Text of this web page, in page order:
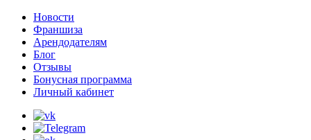
Новости
Франшиза
Арендодателям
Блог
Отзывы
Бонусная программа
Личный кабинет